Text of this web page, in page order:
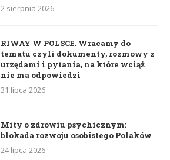
2 sierpnia 2026
RIWAY W POLSCE. Wracamy do
tematu czyli dokumenty, rozmowy z
urzędami i pytania, na które wciąż
nie ma odpowiedzi
31 lipca 2026
Mity o zdrowiu psychicznym:
blokada rozwoju osobistego Polaków
24 lipca 2026